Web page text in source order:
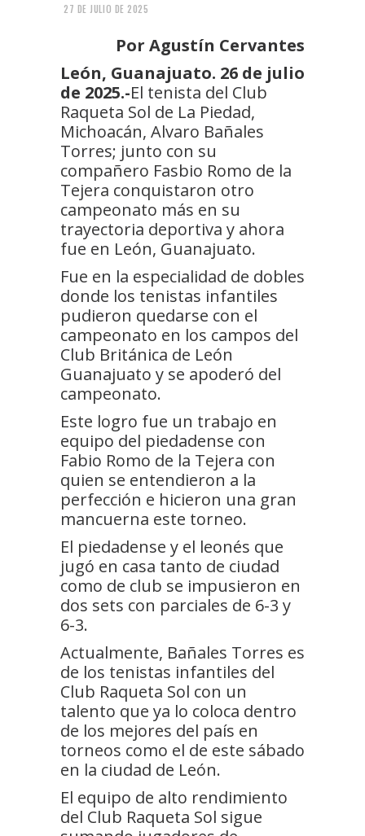
27 DE JULIO DE 2025
Por Agustín Cervantes
León, Guanajuato. 26 de julio
de 2025.-El tenista del Club
Raqueta Sol de La Piedad,
Michoacán, Alvaro Bañales
Torres; junto con su
compañero Fasbio Romo de la
Tejera conquistaron otro
campeonato más en su
trayectoria deportiva y ahora
fue en León, Guanajuato.
Fue en la especialidad de dobles
donde los tenistas infantiles
pudieron quedarse con el
campeonato en los campos del
Club Británica de León
Guanajuato y se apoderó del
campeonato.
Este logro fue un trabajo en
equipo del piedadense con
Fabio Romo de la Tejera con
quien se entendieron a la
perfección e hicieron una gran
mancuerna este torneo.
El piedadense y el leonés que
jugó en casa tanto de ciudad
como de club se impusieron en
dos sets con parciales de 6-3 y
6-3.
Actualmente, Bañales Torres es
de los tenistas infantiles del
Club Raqueta Sol con un
talento que ya lo coloca dentro
de los mejores del país en
torneos como el de este sábado
en la ciudad de León.
El equipo de alto rendimiento
del Club Raqueta Sol sigue